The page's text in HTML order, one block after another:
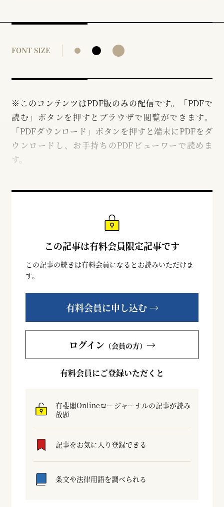
FONT SIZE
※このコンテンツはPDF版のみの配信です。「PDFで
読む」ボタンを押すとブラウザで閲覧ができます。
「PDFダウンロード」ボタンを押すと端末にPDFをダ
ウンロードし、お手持ちのPDFビューワーで読めま
す。
この記事は有料会員限定記事です
この記事の続きは有料会員になるとお読みいただけま
す。
有料会員に申し込む →
ログイン （会員の方） →
有料会員にご登録いただくと
有斐閣Onlineロージャーナルの記事が読み
放題
記事をお気に入り登録できる
条文や法律用語を調べられる